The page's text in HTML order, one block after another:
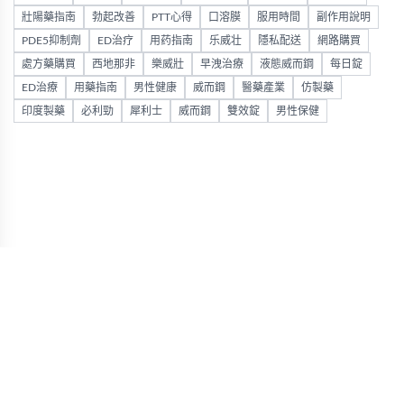
壯陽藥指南 勃起改善 PTT心得 口溶膜 服用時間 副作用說明
PDE5抑制劑 ED治疗 用药指南 乐威壮 隱私配送 網路購買
處方藥購買 西地那非 樂威壯 早洩治療 液態威而鋼 每日錠
ED治療 用藥指南 男性健康 威而鋼 醫藥產業 仿製藥
印度製藥 必利勁 犀利士 威而鋼 雙效錠 男性保健